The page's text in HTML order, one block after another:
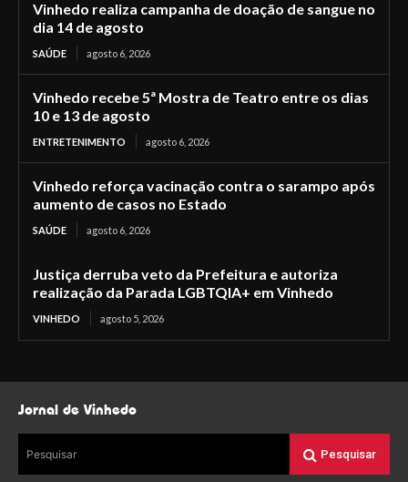
Vinhedo realiza campanha de doação de sangue no
dia 14 de agosto
SAÚDE agosto 6, 2026
Vinhedo recebe 5ª Mostra de Teatro entre os dias
10 e 13 de agosto
ENTRETENIMENTO agosto 6, 2026
Vinhedo reforça vacinação contra o sarampo após
aumento de casos no Estado
SAÚDE agosto 6, 2026
Justiça derruba veto da Prefeitura e autoriza
realização da Parada LGBTQIA+ em Vinhedo
VINHEDO agosto 5, 2026
Jornal de Vinhedo
Pesquisar Pesquisar